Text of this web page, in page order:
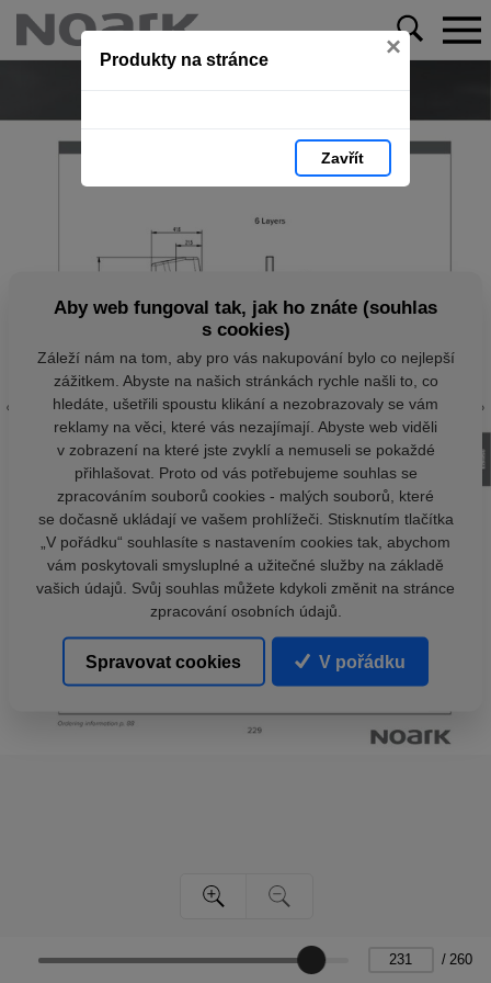
Produkty na stránce ×
Zavřít
/ 260
Aby web fungoval tak, jak ho znáte (souhlas
s cookies)
Záleží nám na tom, aby pro vás nakupování bylo co nejlepší
zážitkem. Abyste na našich stránkách rychle našli to, co
hledáte, ušetřili spoustu klikání a nezobrazovaly se vám
reklamy na věci, které vás nezajímají. Abyste web viděli
v zobrazení na které jste zvyklí a nemuseli se pokaždé
přihlašovat. Proto od vás potřebujeme souhlas se
zpracováním souborů cookies - malých souborů, které
se dočasně ukládají ve vašem prohlížeči. Stisknutím tlačítka
„V pořádku“ souhlasíte s nastavením cookies tak, abychom
vám poskytovali smysluplné a užitečné služby na základě
vašich údajů. Svůj souhlas můžete kdykoli změnit na stránce
zpracování osobních údajů.
Spravovat cookies V pořádku